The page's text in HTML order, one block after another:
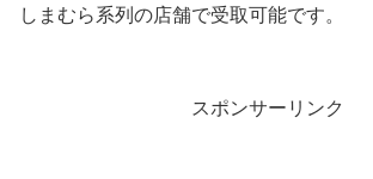
しまむら系列の店舗で受取可能です。
スポンサーリンク